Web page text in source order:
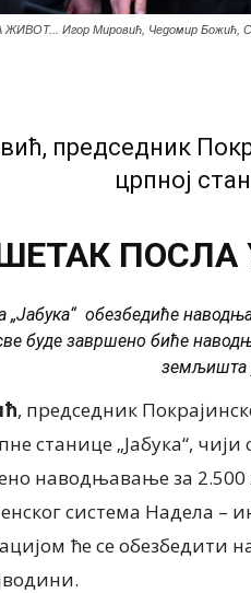
Игор Мировић, Чедомир Божић,
председник
црпној
ПОСЛА
„Јабука“ обезбедиће
буде завршено биће
земљишта
, председник
станице „Јабука“,
наводњавање за
система Надела –
ће се обезбедити